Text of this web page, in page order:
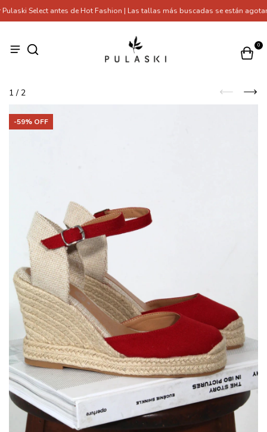
Select antes de Hot Fashion | Las tallas más buscadas se están
0
1 / 2
-59% OFF